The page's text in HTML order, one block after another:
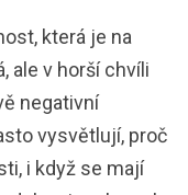
která je na
ale v horší chvíli
negativní
vysvětlují, proč
i když se mají